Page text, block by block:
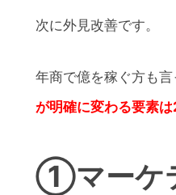
次に外見改善です。
年商で億を稼ぐ方も言
が明確に変わる要素は
①マーケ